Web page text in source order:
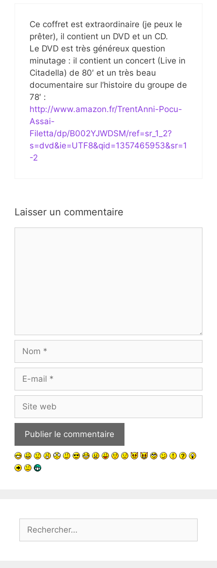
Ce coffret est extraordinaire (je peux le
prêter), il contient un DVD et un CD.
Le DVD est très généreux question
minutage : il contient un concert (Live in
Citadella) de 80′ et un très beau
documentaire sur l’histoire du groupe de
78′ :
http://www.amazon.fr/TrentAnni-Pocu-
Assai-
Filetta/dp/B002YJWDSM/ref=sr_1_2?
s=dvd&ie=UTF8&qid=1357465953&sr=1
-2
Laisser un commentaire
mail
web